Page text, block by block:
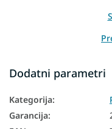
Dodatni parametri
Kategorija:
Garancija: